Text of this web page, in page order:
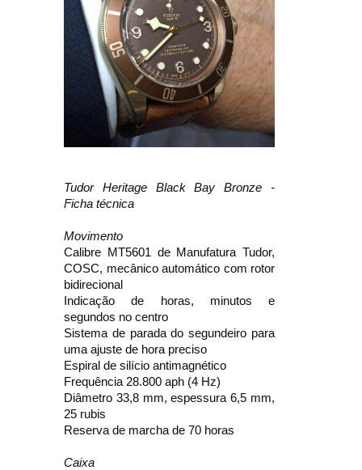
Tudor Heritage Black Bay Bronze -
Ficha técnica
Movimento
Calibre MT5601 de Manufatura Tudor,
COSC, mecânico automático com rotor
bidirecional
Indicação de horas, minutos e
segundos no centro
Sistema de parada do segundeiro para
uma ajuste de hora preciso
Espiral de silício antimagnético
Frequência 28.800 aph (4 Hz)
Diâmetro 33,8 mm, espessura 6,5 mm,
25 rubis
Reserva de marcha de 70 horas
Caixa